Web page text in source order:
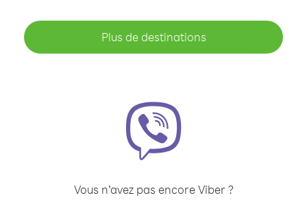
Plus de destinations
Vous n’avez pas encore Viber ?